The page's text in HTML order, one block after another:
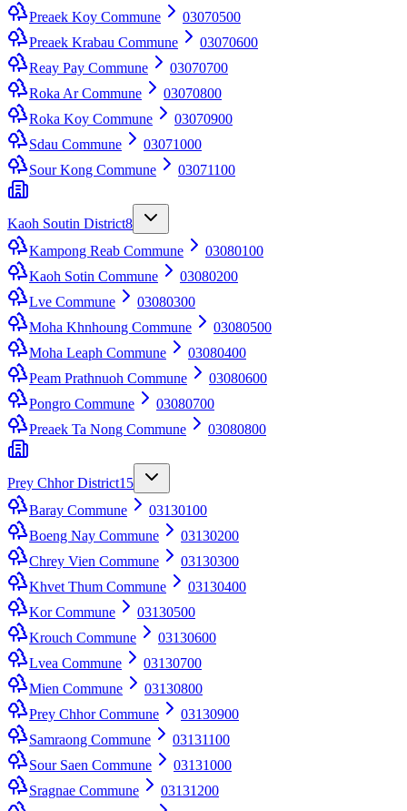
Preaek Koy Commune
03070500
Preaek Krabau Commune
03070600
Reay Pay Commune
03070700
Roka Ar Commune
03070800
Roka Koy Commune
03070900
Sdau Commune
03071000
Sour Kong Commune
03071100
Kaoh Soutin District8
Kampong Reab Commune
03080100
Kaoh Sotin Commune
03080200
Lve Commune
03080300
Moha Khnhoung Commune
03080500
Moha Leaph Commune
03080400
Peam Prathnuoh Commune
03080600
Pongro Commune
03080700
Preaek Ta Nong Commune
03080800
Prey Chhor District15
Baray Commune
03130100
Boeng Nay Commune
03130200
Chrey Vien Commune
03130300
Khvet Thum Commune
03130400
Kor Commune
03130500
Krouch Commune
03130600
Lvea Commune
03130700
Mien Commune
03130800
Prey Chhor Commune
03130900
Samraong Commune
03131100
Sour Saen Commune
03131000
Sragnae Commune
03131200